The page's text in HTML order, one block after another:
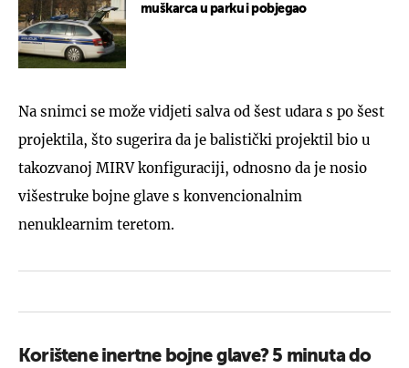
muškarca u parku i pobjegao
Na snimci se može vidjeti salva od šest udara s po šest
projektila, što sugerira da je balistički projektil bio u
takozvanoj MIRV konfiguraciji, odnosno da je nosio
višestruke bojne glave s konvencionalnim
nenuklearnim teretom.
Korištene inertne bojne glave? 5 minuta do